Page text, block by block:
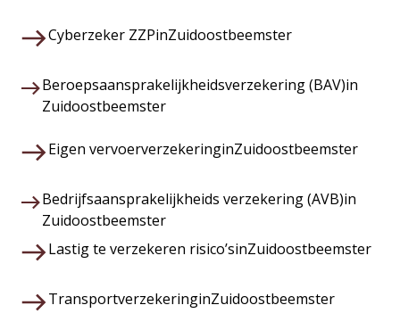
Cyberzeker ZZPinZuidoostbeemster
Beroepsaansprakelijkheidsverzekering (BAV)in
Zuidoostbeemster
Eigen vervoerverzekeringinZuidoostbeemster
Bedrijfsaansprakelijkheids verzekering (AVB)in
Zuidoostbeemster
Lastig te verzekeren risico’sinZuidoostbeemster
TransportverzekeringinZuidoostbeemster